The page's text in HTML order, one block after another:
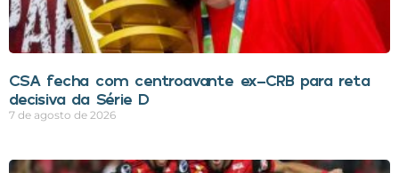
CSA fecha com centroavante ex-CRB para reta
decisiva da Série D
7 de agosto de 2026